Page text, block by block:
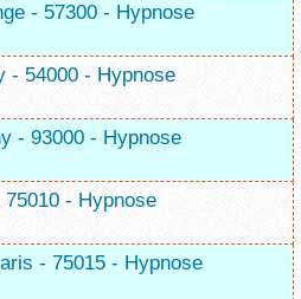
- 57300 - Hypnose
- 54000 - Hypnose
- 93000 - Hypnose
- Hypnose
- 75015 - Hypnose